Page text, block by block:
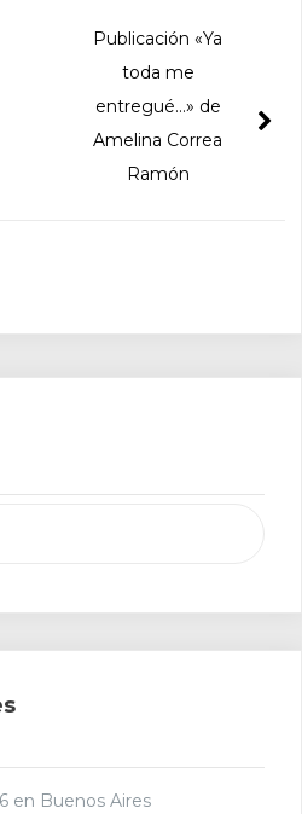
Publicación «Ya
toda me
entregué…» de
Amelina Correa
Ramón
en Buenos Aires